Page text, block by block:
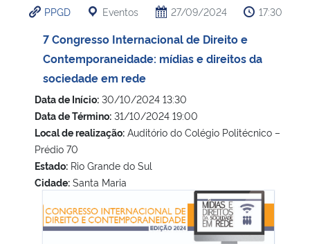
Ministério da Cidadania
Ministério da Saúde
Ministério de Minas e Energia
Ministério da Ciência, Tecnologia, Inovações e Comunicações
Ministério do Desenvolvimento Regional
PPGD Eventos 27/09/2024 17:30
7 Congresso Internacional de Direito e
Contemporaneidade: mídias e direitos da
sociedade em rede
Data de Início: 30/10/2024 13:30
Data de Término: 31/10/2024 19:00
Local de realização: Auditório do Colégio Politécnico –
Prédio 70
Estado: Rio Grande do Sul
Cidade: Santa Maria
7 Congresso Internacional de Direito e